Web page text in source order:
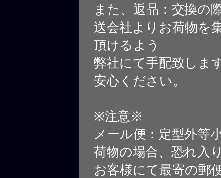
また、返品：交換の
送会社よりお荷物を
頂けるよう
弊社にて手配致しま
安心ください。
※注意※
メール便：定型外等
荷物の場合、恐れ入
お客様にて最寄の郵